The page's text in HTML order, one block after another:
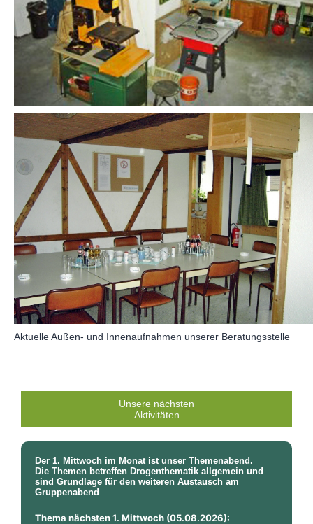
Aktuelle Außen- und Innenaufnahmen unserer Beratungsstelle
Unsere nächsten
Aktivitäten
Der 1. Mittwoch im Monat ist unser Themenabend.
Die Themen betreffen Drogenthematik allgemein und
sind Grundlage für den weiteren Austausch am
Gruppenabend
Thema nächsten 1. Mittwoch (05.08.2026):